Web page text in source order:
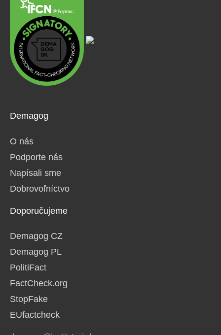
Demagog
O nás
Podporte nás
Napísali sme
Dobrovoľníctvo
Doporučujeme
Demagog CZ
Demagog PL
PolitiFact
FactCheck.org
StopFake
EUfactcheck